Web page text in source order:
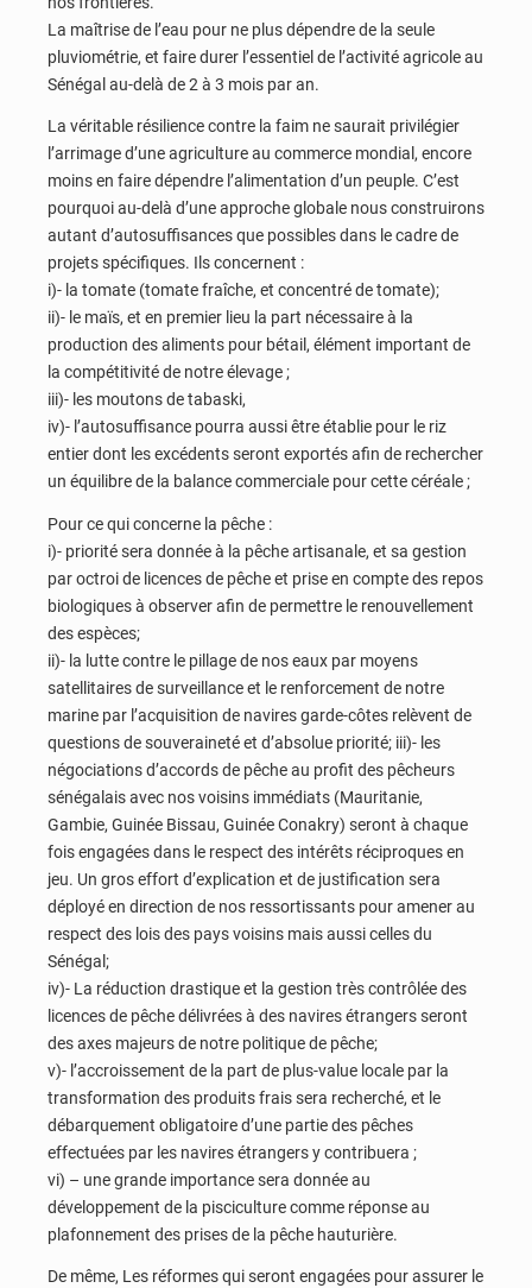
La maîtrise de l’eau pour ne plus dépendre de la seule
pluviométrie, et faire durer l’essentiel de l’activité agricole au
Sénégal au-delà de 2 à 3 mois par an.
La véritable résilience contre la faim ne saurait privilégier
l’arrimage d’une agriculture au commerce mondial, encore
moins en faire dépendre l’alimentation d’un peuple. C’est
pourquoi au-delà d’une approche globale nous construirons
autant d’autosuffisances que possibles dans le cadre de
projets spécifiques. Ils concernent :
i)- la tomate (tomate fraîche, et concentré de tomate);
ii)- le maïs, et en premier lieu la part nécessaire à la
production des aliments pour bétail, élément important de
la compétitivité de notre élevage ;
iii)- les moutons de tabaski,
iv)- l’autosuffisance pourra aussi être établie pour le riz
entier dont les excédents seront exportés afin de rechercher
un équilibre de la balance commerciale pour cette céréale ;
Pour ce qui concerne la pêche :
i)- priorité sera donnée à la pêche artisanale, et sa gestion
par octroi de licences de pêche et prise en compte des repos
biologiques à observer afin de permettre le renouvellement
des espèces;
ii)- la lutte contre le pillage de nos eaux par moyens
satellitaires de surveillance et le renforcement de notre
marine par l’acquisition de navires garde-côtes relèvent de
questions de souveraineté et d’absolue priorité; iii)- les
négociations d’accords de pêche au profit des pêcheurs
sénégalais avec nos voisins immédiats (Mauritanie,
Gambie, Guinée Bissau, Guinée Conakry) seront à chaque
fois engagées dans le respect des intérêts réciproques en
jeu. Un gros effort d’explication et de justification sera
déployé en direction de nos ressortissants pour amener au
respect des lois des pays voisins mais aussi celles du
Sénégal;
iv)- La réduction drastique et la gestion très contrôlée des
licences de pêche délivrées à des navires étrangers seront
des axes majeurs de notre politique de pêche;
v)- l’accroissement de la part de plus-value locale par la
transformation des produits frais sera recherché, et le
débarquement obligatoire d’une partie des pêches
effectuées par les navires étrangers y contribuera ;
vi) – une grande importance sera donnée au
développement de la pisciculture comme réponse au
plafonnement des prises de la pêche hauturière.
De même, Les réformes qui seront engagées pour assurer le